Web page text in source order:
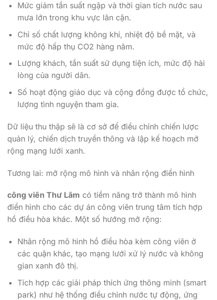
Mức giảm tần suất ngập và thời gian tích nước sau
mưa lớn trong khu vực lân cận.
Chỉ số chất lượng không khí, nhiệt độ bề mặt, và
mức độ hấp thụ CO2 hàng năm.
Lượng khách, tần suất sử dụng tiện ích, mức độ hài
lòng của người dân.
Số hoạt động giáo dục và cộng đồng được tổ chức,
lượng tình nguyện tham gia.
Dữ liệu thu thập sẽ là cơ sở để điều chỉnh chiến lược
quản lý, chiến dịch truyền thông và lập kế hoạch mở
rộng mạng lưới xanh.
Tương lai: mở rộng mô hình và nhân rộng điển hình
công viên Thư Lâm có tiềm năng trở thành mô hình
điển hình cho các dự án công viên trung tâm tích hợp
hồ điều hòa khác. Một số hướng mở rộng:
Nhân rộng mô hình hồ điều hòa kèm công viên ở
các quận khác, tạo mạng lưới xử lý nước và không
gian xanh đô thị.
Tích hợp các giải pháp thích ứng thông minh (smart
park) như hệ thống điều chỉnh nước tự động, ứng